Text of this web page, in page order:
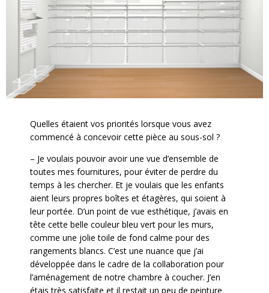
Quelles étaient vos priorités lorsque vous avez
commencé à concevoir cette pièce au sous-sol ?
– Je voulais pouvoir avoir une vue d’ensemble de
toutes mes fournitures, pour éviter de perdre du
temps à les chercher. Et je voulais que les enfants
aient leurs propres boîtes et étagères, qui soient à
leur portée. D’un point de vue esthétique, j’avais en
tête cette belle couleur bleu vert pour les murs,
comme une jolie toile de fond calme pour des
rangements blancs. C’est une nuance que j’ai
développée dans le cadre de la collaboration pour
l’aménagement de notre chambre à coucher. J’en
étais très satisfaite et il restait un peu de peinture